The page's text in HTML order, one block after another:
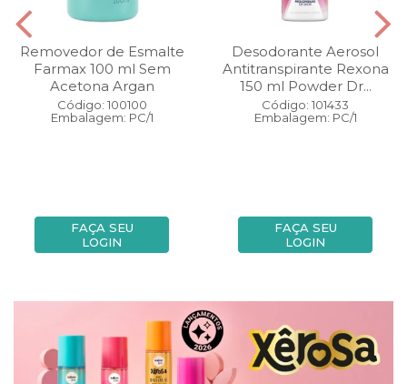
Removedor de Esmalte
Farmax 100 ml Sem
Acetona Argan
Código: 100100
Embalagem: PC/1
FAÇA SEU
LOGIN
Desodorante Aerosol
Antitranspirante Rexona
150 ml Powder Dr...
Código: 101433
Embalagem: PC/1
FAÇA SEU
LOGIN